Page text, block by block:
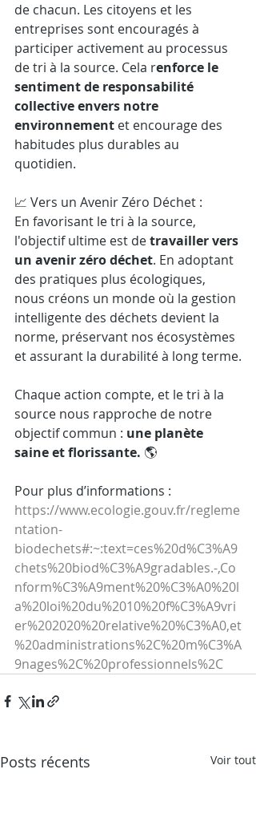
de chacun. Les citoyens et les
entreprises sont encouragés à
participer activement au processus
de tri à la source. Cela renforce le
sentiment de responsabilité
collective envers notre
environnement et encourage des
habitudes plus durables au
quotidien.
📈 Vers un Avenir Zéro Déchet :
En favorisant le tri à la source,
l'objectif ultime est de travailler vers
un avenir zéro déchet. En adoptant
des pratiques plus écologiques,
nous créons un monde où la gestion
intelligente des déchets devient la
norme, préservant nos écosystèmes
et assurant la durabilité à long terme.
Chaque action compte, et le tri à la
source nous rapproche de notre
objectif commun : une planète
saine et florissante. 🌎
Pour plus d’informations :
https://www.ecologie.gouv.fr/regleme
ntation-
biodechets#:~:text=ces%20d%C3%A9
chets%20biod%C3%A9gradables.-,Co
nform%C3%A9ment%20%C3%A0%20l
a%20loi%20du%2010%20f%C3%A9vri
er%202020%20relative%20%C3%A0,et
%20administrations%2C%20m%C3%A
9nages%2C%20professionnels%2C
Posts récents Voir tout